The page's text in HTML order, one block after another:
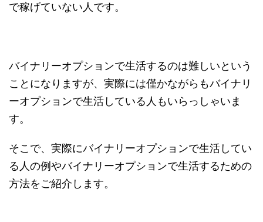
で稼げていない人です。
バイナリーオプションで生活するのは難しいという
ことになりますが、実際には僅かながらもバイナリ
ーオプションで生活している人もいらっしゃいま
す。
そこで、実際にバイナリーオプションで生活してい
る人の例やバイナリーオプションで生活するための
方法をご紹介します。